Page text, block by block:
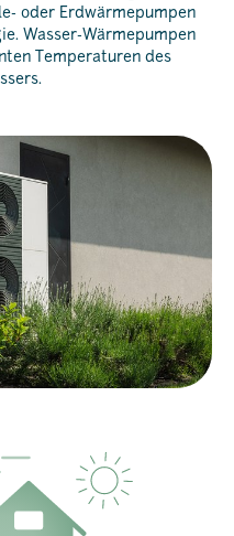
oder Erdwärmepumpen
Wasser-Wärmepumpen
Temperaturen des